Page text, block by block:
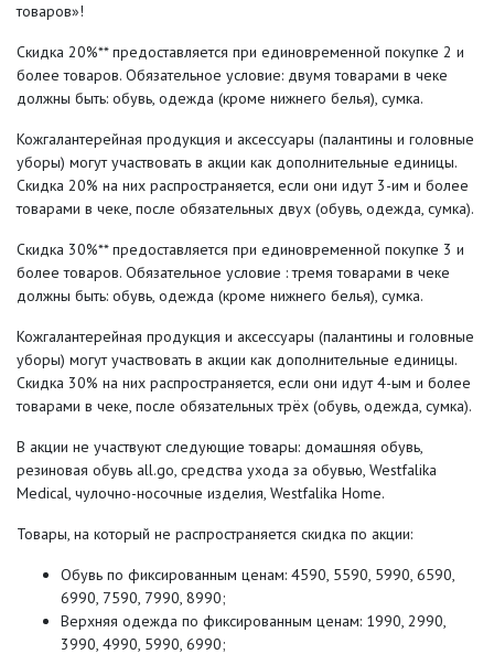
товаров»!
Скидка 20%** предоставляется при единовременной покупке 2 и
более товаров. Обязательное условие: двумя товарами в чеке
должны быть: обувь, одежда (кроме нижнего белья), сумка.
Кожгалантерейная продукция и аксессуары (палантины и головные
уборы) могут участвовать в акции как дополнительные единицы.
Скидка 20% на них распространяется, если они идут 3-им и более
товарами в чеке, после обязательных двух (обувь, одежда, сумка).
Скидка 30%** предоставляется при единовременной покупке 3 и
более товаров. Обязательное условие : тремя товарами в чеке
должны быть: обувь, одежда (кроме нижнего белья), сумка.
Кожгалантерейная продукция и аксессуары (палантины и головные
уборы) могут участвовать в акции как дополнительные единицы.
Скидка 30% на них распространяется, если они идут 4-ым и более
товарами в чеке, после обязательных трёх (обувь, одежда, сумка).
В акции не участвуют следующие товары: домашняя обувь,
резиновая обувь all.go, средства ухода за обувью, Westfalika
Medical, чулочно-носочные изделия, Westfalika Home.
Товары, на который не распространяется скидка по акции:
Обувь по фиксированным ценам: 4590, 5590, 5990, 6590,
6990, 7590, 7990, 8990;
Верхняя одежда по фиксированным ценам: 1990, 2990,
3990, 4990, 5990, 6990;